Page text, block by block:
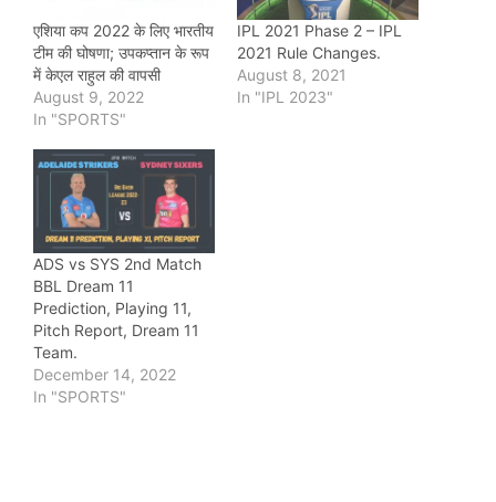
एशिया कप 2022 के लिए भारतीय
टीम की घोषणा; उपकप्तान के रूप
में केएल राहुल की वापसी
August 9, 2022
In "SPORTS"
IPL 2021 Phase 2 – IPL
2021 Rule Changes.
August 8, 2021
In "IPL 2023"
ADS vs SYS 2nd Match
BBL Dream 11
Prediction, Playing 11,
Pitch Report, Dream 11
Team.
December 14, 2022
In "SPORTS"